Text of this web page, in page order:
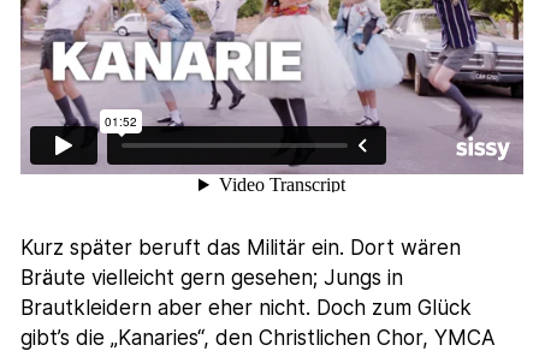
Kurz später beruft das Militär ein. Dort wären
Bräute vielleicht gern gesehen; Jungs in
Brautkleidern aber eher nicht. Doch zum Glück
gibt’s die „Kanaries“, den Christlichen Chor, YMCA